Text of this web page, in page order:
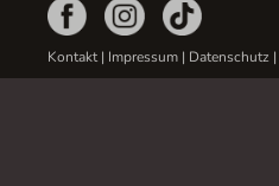
Kontakt| Impressum | Datenschutz |